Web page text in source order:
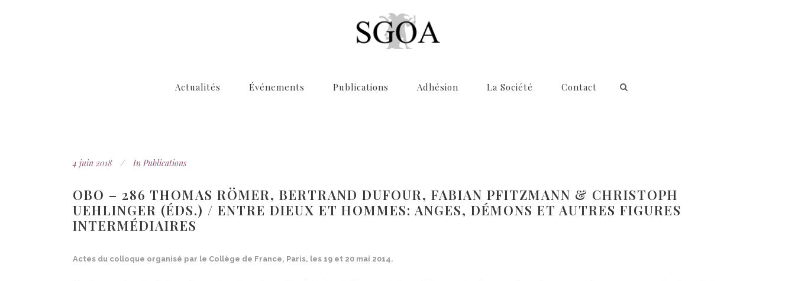
Actualités Événements Publications Adhésion La Société Contact
4 juin 2018 In Publications
OBO – 286 THOMAS RÖMER, BERTRAND DUFOUR, FABIAN PFITZMANN & CHRISTOPH
UEHLINGER (ÉDS.) / ENTRE DIEUX ET HOMMES: ANGES, DÉMONS ET AUTRES FIGURES
INTERMÉDIAIRES
Actes du colloque organisé par le Collège de France, Paris, les 19 et 20 mai 2014.